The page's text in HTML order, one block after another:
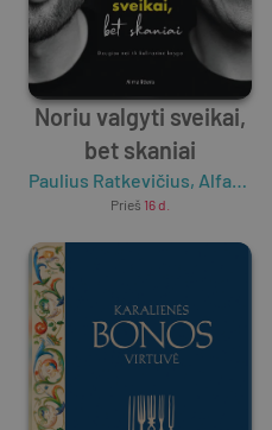
Noriu valgyti sveikai,
bet skaniai
Paulius Ratkevičius, Alfas Ivanauskas
Prieš 16 d.